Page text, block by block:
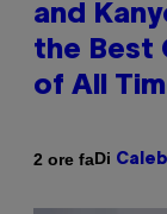
and
the Best
of All
2 ore faDi